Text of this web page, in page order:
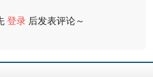
登录 后发表评论～